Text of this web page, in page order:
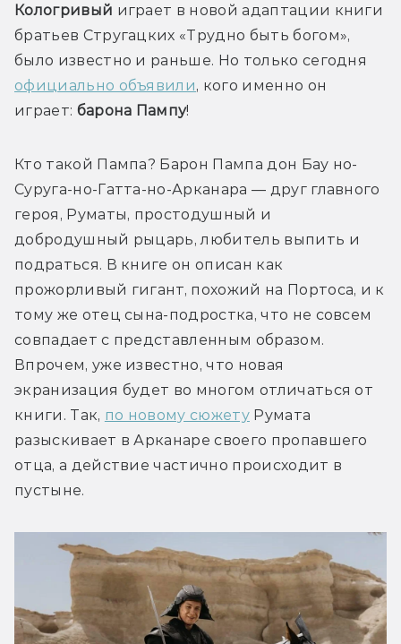
Кологривый играет в новой адаптации книги
братьев Стругацких «Трудно быть богом»,
официально объявили, кого именно он
играет: барона Пампу!
Кто такой Пампа? Барон Пампа дон Бау но-
Суруга-но-Гатта-но-Арканара — друг главного
героя, Руматы, простодушный и
добродушный рыцарь, любитель выпить и
подраться. В книге он описан как
прожорливый гигант, похожий на Портоса, и к
тому же отец сына-подростка, что не совсем
совпадает с представленным образом.
Впрочем, уже известно, что новая
экранизация будет во многом отличаться от
книги. Так, по новому сюжету Румата
разыскивает в Арканаре своего пропавшего
отца, а действие частично происходит в
пустыне.